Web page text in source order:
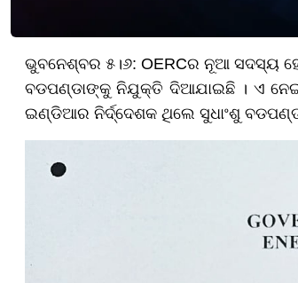
ଭୁବନେଶ୍ବର ୫।୬: OERCର ନୂଆ ସଦସ୍ୟ
ବଡପଣ୍ଡାଙ୍କୁ ନିଯୁକ୍ତି ଦିଆଯାଇଛି । ଏ
ଇଣ୍ଡିଆର ନିର୍ଦ୍ଦେଶକ ଥିଲେ ସୁଧାଂଶୁ